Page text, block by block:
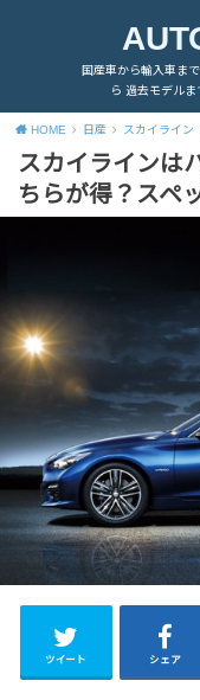
国産車から輸入車ま
ら 過去モデル
HOME 日産 スカイライン
スカイラインは
ちらが得？スペ
ツイート シェア